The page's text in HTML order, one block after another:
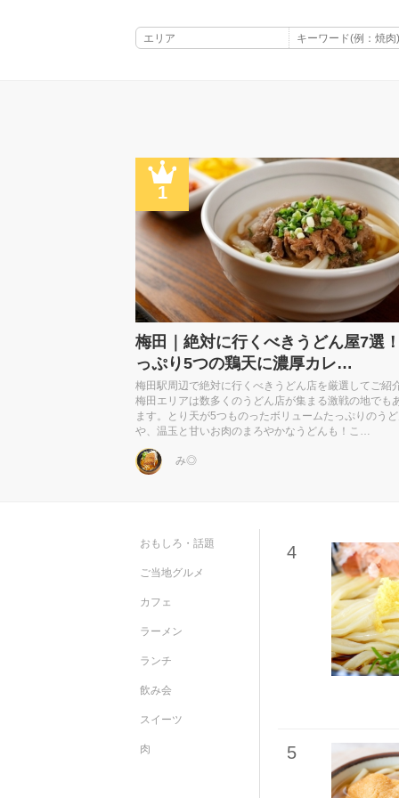
1
梅田｜絶対に行くべきうどん屋7選
っぷり5つの鶏天に濃厚カレ…
梅田駅周辺で絶対に行くべきうどん店を厳選してご紹
梅田エリアは数多くのうどん店が集まる激戦の地でも
ます。とり天が5つものったボリュームたっぷりのう
や、温玉と甘いお肉のまろやかなうどんも！こ…
み◎
4
5
おもしろ・話題
ご当地グルメ
カフェ
ラーメン
ランチ
飲み会
スイーツ
肉